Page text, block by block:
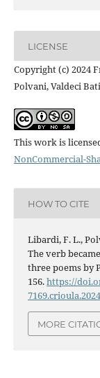
LICENSE
Copyright (c) 2024
Polvani, Valdeci
This work is
NonCommercial-
HOW TO CITE
Libardi, F. L.,
The verb
three poems by
156.https://
MORE